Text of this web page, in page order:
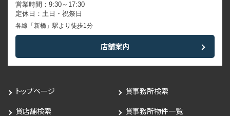
営業時間：9:30～17:30
定休日：土日・祝祭日
各線「新橋」駅より徒歩1分
店舗案内
トップページ
貸事務所検索
貸店舗検索
貸事務所物件一覧